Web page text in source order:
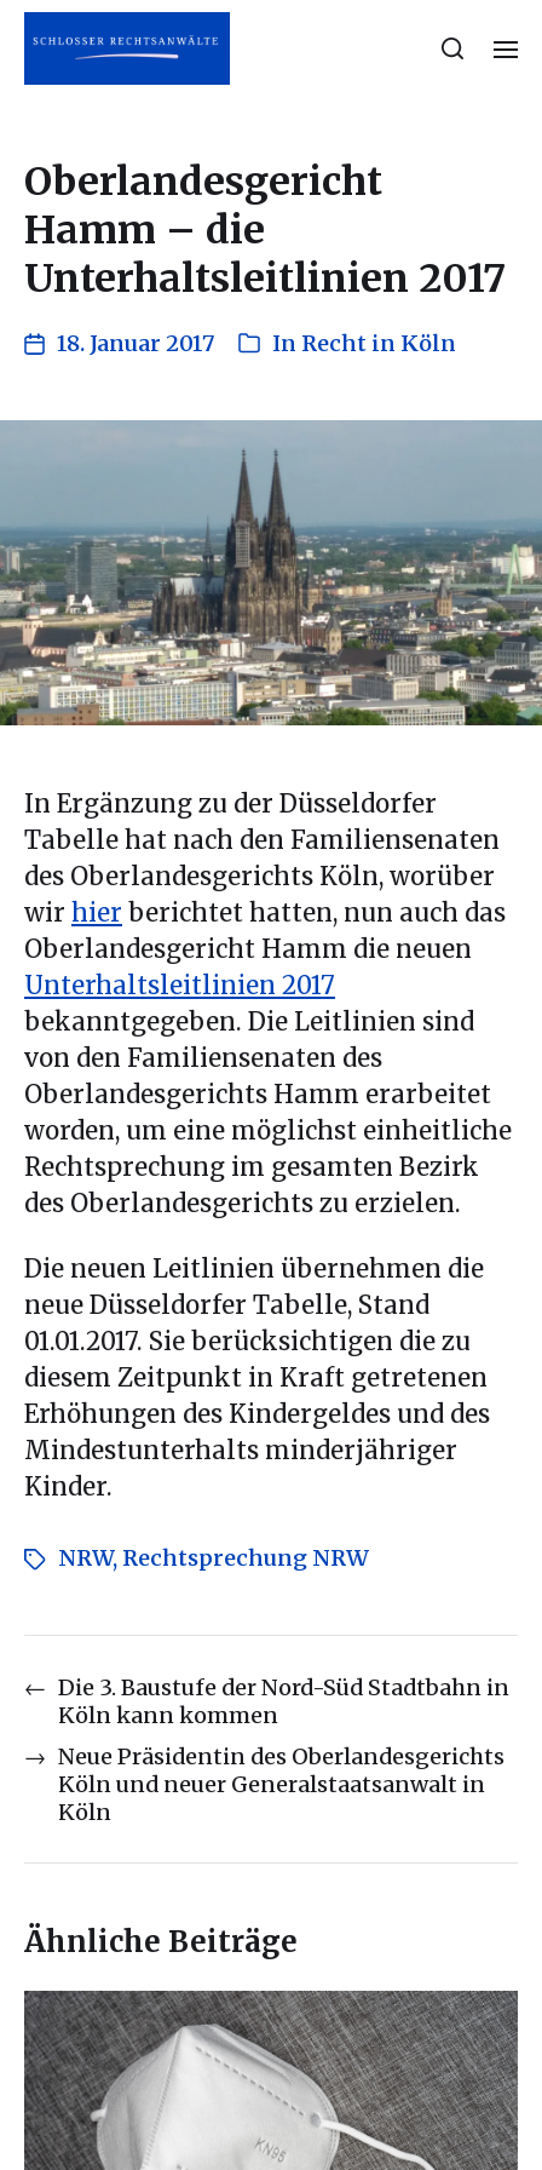
Oberlandesgericht
Hamm – die
Unterhaltsleitlinien 2017
18. Januar 2017 In Recht in Köln
In Ergänzung zu der Düsseldorfer
Tabelle hat nach den Familiensenaten
des Oberlandesgerichts Köln, worüber
wir hier berichtet hatten, nun auch das
Oberlandesgericht Hamm die neuen
Unterhaltsleitlinien 2017
bekanntgegeben. Die Leitlinien sind
von den Familiensenaten des
Oberlandesgerichts Hamm erarbeitet
worden, um eine möglichst einheitliche
Rechtsprechung im gesamten Bezirk
des Oberlandesgerichts zu erzielen.
Die neuen Leitlinien übernehmen die
neue Düsseldorfer Tabelle, Stand
01.01.2017. Sie berücksichtigen die zu
diesem Zeitpunkt in Kraft getretenen
Erhöhungen des Kindergeldes und des
Mindestunterhalts minderjähriger
Kinder.
NRW, Rechtsprechung NRW
← Die 3. Baustufe der Nord-Süd Stadtbahn in
Köln kann kommen
→ Neue Präsidentin des Oberlandesgerichts
Köln und neuer Generalstaatsanwalt in
Köln
Ähnliche Beiträge